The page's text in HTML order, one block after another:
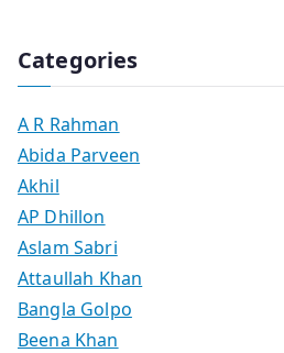
Categories
A R Rahman
Abida Parveen
Akhil
AP Dhillon
Aslam Sabri
Attaullah Khan
Bangla Golpo
Beena Khan